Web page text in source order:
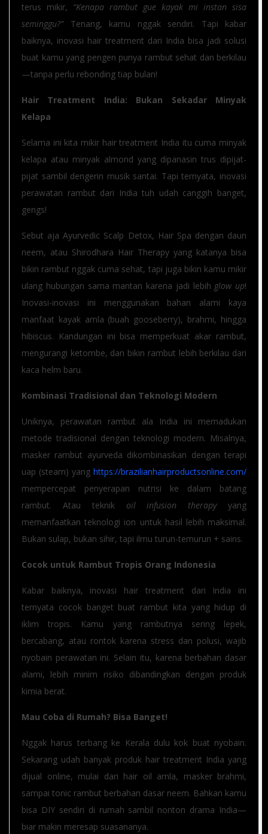
terus mikir, “Kenapa rambut gue kayak mi instan sisa
seminggu?”Tenang, kamu nggak sendiri. Tapi kabar
baiknya, inovasi hair treatment dari India bisa jadi solusi
buat kamu yang pengen punya rambut sehat dan berkilau
—tanpa perlu rebonding tiap bulan!
Hair Treatment India: Bukan Sekadar Minyak
Kelapa
Selama ini kita mikir hair treatment India itu cuma minyak
kelapa atau minyak almond yang dipanasin trus dipijat-
pijat sambil dengerin musik santai. Tapi ternyata, inovasi
perawatan rambut dari India tuh udah canggih banget,
gengs!
Sebut aja Ayurvedic Scalp Detox, Hair Spa dengan daun
neem, atau Shirodhara Hair Therapy yang katanya bisa
bikin rambut nggak cuma sehat, tapi juga bikin kamu mikir
ulang hubungan sama mantan karena jadi lebih glow up!
Inovasi-inovasi ini menggunakan bahan alami kaya
manfaat kayak amla (buah gooseberry), brahmi, hingga
hibiscus. Kandungan ini bisa memperkuat akar rambut,
mengurangi ketombe, dan bikin rambut lebih berkilau dari
kaca helm baru.
Kombinasi Tradisional dan Teknologi Modern
Uniknya, perawatan rambut ala India ini memadukan
metode tradisional dengan teknologi modern. Misalnya,
masker rambut ayurveda dikombinasikan dengan terapi
uap (steam) yang https://brazilianhairproductsonline.com/
mempercepat penyerapan nutrisi ke dalam batang
rambut. Atau teknik oil infusion therapyyang
memanfaatkan teknologi ion untuk hasil lebih maksimal.
Bukan sulap, bukan sihir, tapi ilmu turun-temurun + sains.
Cocok untuk Rambut Tropis Orang Indonesia
Kabar baiknya, inovasi hair treatment dari India ini
ternyata cocok banget buat rambut kita yang hidup di
iklim tropis. Kamu yang rambutnya sering lepek,
bercabang, atau rontok karena stress dan polusi, wajib
nyobain perawatan ini. Selain itu, karena berbahan dasar
alami, lebih minim risiko dibandingkan dengan produk
kimia berat.
Mau Coba di Rumah? Bisa Banget!
Nggak harus terbang ke Kerala dulu kok buat nyobain.
Sekarang udah banyak produk hair treatment India yang
dijual online, mulai dari hair oil amla, masker brahmi,
sampai tonic rambut berbahan dasar neem. Bahkan kamu
bisa DIY sendiri di rumah sambil nonton drama India—
biar makin meresap suasananya.